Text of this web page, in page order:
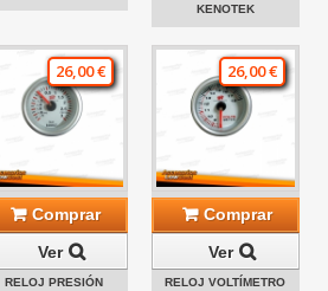
KENOTEK
26,00 €
Comprar
Ver
RELOJ PRESIÓN
26,00 €
Comprar
Ver
RELOJ VOLTÍMETRO